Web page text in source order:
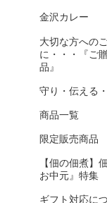
金沢カレー
大切な方への
に・・・『ご
品』
守り・伝える
商品一覧
限定販売商品
【佃の佃煮】
お中元』特集
ギフト対応に